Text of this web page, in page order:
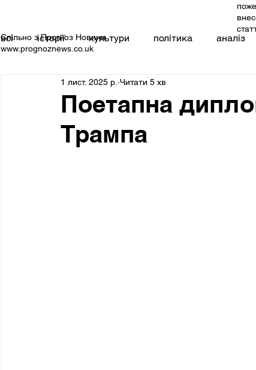
Спільно з Прогноз Новини
www.prognoznews.co.uk
всі історії культури політика аналіз
Поетапна
Трампа
1 лист. 2025 р. Читати 5 хв